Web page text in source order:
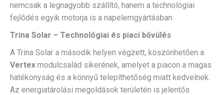
nemcsak a legnagyobb szállító, hanem a technológiai
fejlődés egyik motorja is a napelemgyártásban.
Trina Solar – Technológiai és piaci bővülés
A Trina Solar a második helyen végzett, köszönhetően a
Vertex modulcsalád sikerének, amelyet a piacon a magas
hatékonyság és a könnyű telepíthetőség miatt kedvelnek.
Az energiatárolási megoldások területén is jelentős